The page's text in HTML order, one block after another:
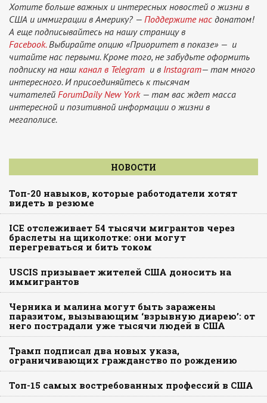
Хотите больше важных и интересных новостей о жизни в
США и иммиграции в Америку? — Поддержите нас донатом!
А еще подписывайтесь на нашу страницу в
Facebook.Выбирайте опцию «Приоритет в показе» — и
читайте нас первыми. Кроме того, не забудьте оформить
подписку на наш канал в Telegram и в Instagram— там много
интересного. И присоединяйтесь к тысячам
читателей ForumDaily New York— там вас ждет масса
интересной и позитивной информации о жизни в
мегаполисе.
НОВОСТИ
Топ-20 навыков, которые работодатели хотят
видеть в резюме
ICE отслеживает 54 тысячи мигрантов через
браслеты на щиколотке: они могут
перегреваться и бить током
USCIS призывает жителей США доносить на
иммигрантов
Черника и малина могут быть заражены
паразитом, вызывающим ‘взрывную диарею’: от
него пострадали уже тысячи людей в США
Трамп подписал два новых указа,
ограничивающих гражданство по рождению
Топ-15 самых востребованных профессий в США